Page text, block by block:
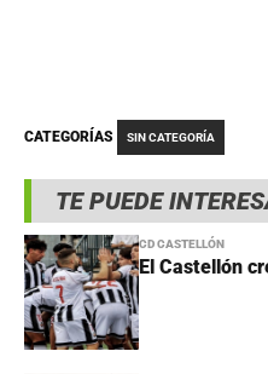
TE PUEDE
CD CASTELLÓN
El Castellón
CATEGORÍAS SIN CATEGORÍA